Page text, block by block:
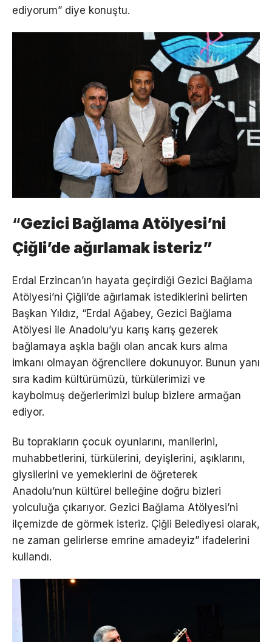
ediyorum” diye konuştu.
“Gezici Bağlama Atölyesi’ni
Çiğli’de ağırlamak isteriz”
Erdal Erzincan’ın hayata geçirdiği Gezici Bağlama
Atölyesi’ni Çiğli’de ağırlamak istediklerini belirten
Başkan Yıldız, “Erdal Ağabey, Gezici Bağlama
Atölyesi ile Anadolu’yu karış karış gezerek
bağlamaya aşkla bağlı olan ancak kurs alma
imkanı olmayan öğrencilere dokunuyor. Bunun yanı
sıra kadim kültürümüzü, türkülerimizi ve
kaybolmuş değerlerimizi bulup bizlere armağan
ediyor.
Bu toprakların çocuk oyunlarını, manilerini,
muhabbetlerini, türkülerini, deyişlerini, aşıklarını,
giysilerini ve yemeklerini de öğreterek
Anadolu’nun kültürel belleğine doğru bizleri
yolculuğa çıkarıyor. Gezici Bağlama Atölyesi’ni
ilçemizde de görmek isteriz. Çiğli Belediyesi olarak,
ne zaman gelirlerse emrine amadeyiz” ifadelerini
kullandı.